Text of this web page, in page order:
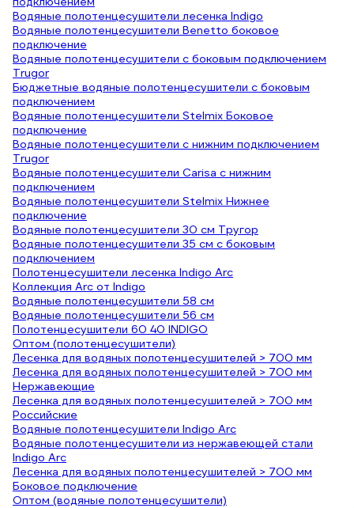
Водяные полотенцесушители лесенка Indigo
Водяные полотенцесушители Benetto боковое
подключение
Водяные полотенцесушители с боковым подключением
Trugor
Бюджетные водяные полотенцесушители с боковым
подключением
Водяные полотенцесушители Stelmix Боковое
подключение
Водяные полотенцесушители с нижним подключением
Trugor
Водяные полотенцесушители Carisa с нижним
подключением
Водяные полотенцесушители Stelmix Нижнее
подключение
Водяные полотенцесушители 30 см Тругор
Водяные полотенцесушители 35 см с боковым
подключением
Полотенцесушители лесенка Indigo Arc
Коллекция Arc от Indigo
Водяные полотенцесушители 58 см
Водяные полотенцесушители 56 см
Полотенцесушители 60 40 INDIGO
Оптом (полотенцесушители)
Лесенка для водяных полотенцесушителей > 700 мм
Лесенка для водяных полотенцесушителей > 700 мм
Нержавеющие
Лесенка для водяных полотенцесушителей > 700 мм
Российские
Водяные полотенцесушители Indigo Arc
Водяные полотенцесушители из нержавеющей стали
Indigo Arc
Лесенка для водяных полотенцесушителей > 700 мм
Боковое подключение
Оптом (водяные полотенцесушители)